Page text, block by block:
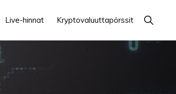
Live-hinnat Kryptovaluuttapörssit Näytä
haku